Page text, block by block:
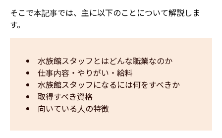
そこで本記事では、主に以下のことについて解説しま
す。
水族館スタッフとはどんな職業なのか
仕事内容・やりがい・給料
水族館スタッフになるには何をすべきか
取得すべき資格
向いている人の特徴